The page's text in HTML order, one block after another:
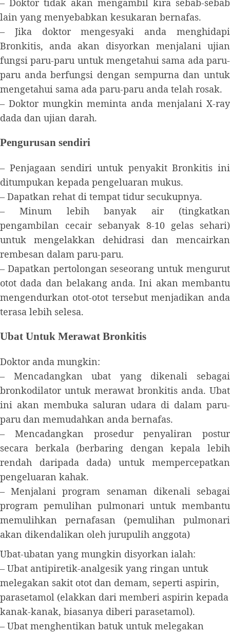
– Doktor tidak akan mengambil kira sebab-sebab
lain yang menyebabkan kesukaran bernafas.
– Jika doktor mengesyaki anda menghidapi
Bronkitis, anda akan disyorkan menjalani ujian
fungsi paru-paru untuk mengetahui sama ada paru-
paru anda berfungsi dengan sempurna dan untuk
mengetahui sama ada paru-paru anda telah rosak.
– Doktor mungkin meminta anda menjalani X-ray
dada dan ujian darah.
Pengurusan sendiri
– Penjagaan sendiri untuk penyakit Bronkitis ini
ditumpukan kepada pengeluaran mukus.
– Dapatkan rehat di tempat tidur secukupnya.
– Minum lebih banyak air (tingkatkan
pengambilan cecair sebanyak 8-10 gelas sehari)
untuk mengelakkan dehidrasi dan mencairkan
rembesan dalam paru-paru.
– Dapatkan pertolongan seseorang untuk mengurut
otot dada dan belakang anda. Ini akan membantu
mengendurkan otot-otot tersebut menjadikan anda
terasa lebih selesa.
Ubat Untuk Merawat Bronkitis
Doktor anda mungkin:
– Mencadangkan ubat yang dikenali sebagai
bronkodilator untuk merawat bronkitis anda. Ubat
ini akan membuka saluran udara di dalam paru-
paru dan memudahkan anda bernafas.
– Mencadangkan prosedur penyaliran postur
secara berkala (berbaring dengan kepala lebih
rendah daripada dada) untuk mempercepatkan
pengeluaran kahak.
– Menjalani program senaman dikenali sebagai
program pemulihan pulmonari untuk membantu
memulihkan pernafasan (pemulihan pulmonari
akan dikendalikan oleh jurupulih anggota)
Ubat-ubatan yang mungkin disyorkan ialah:
– Ubat antipiretik-analgesik yang ringan untuk
melegakan sakit otot dan demam, seperti aspirin,
parasetamol (elakkan dari memberi aspirin kepada
kanak-kanak, biasanya diberi parasetamol).
– Ubat menghentikan batuk untuk melegakan